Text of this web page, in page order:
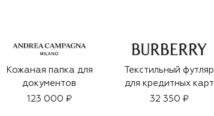
Кожаная папка для
документов
123 000 ₽
Текстильный футляр
для кредитных карт
32 350 ₽